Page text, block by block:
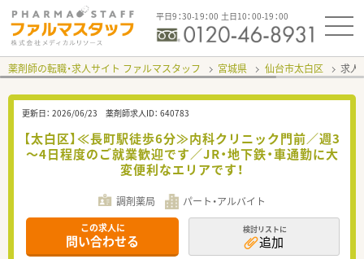
平日9：30-19：00 土日10：00-19：00
薬剤師の転職・求人サイト ファルマスタッフ 宮城県 仙台市太白区 求人
更新日： 2026/06/23 薬剤師求人ID： 640783
【太白区】≪長町駅徒歩6分≫内科クリニック門前／週3
～4日程度のご就業歓迎です／JR・地下鉄・車通勤に大
変便利なエリアです！
調剤薬局 パート・アルバイト
この求人に
問い合わせる
検討リストに
追加